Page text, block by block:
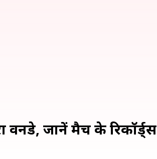
वनडे, जानें मैच के रिकॉर्ड्स